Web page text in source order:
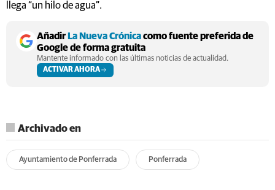
llega “un hilo de agua”.
AñadirLa Nueva Crónicacomo fuente preferida de
Google de forma gratuita
Mantente informado con las últimas noticias de actualidad.
ACTIVAR AHORA
Archivado en
Ayuntamiento de Ponferrada Ponferrada